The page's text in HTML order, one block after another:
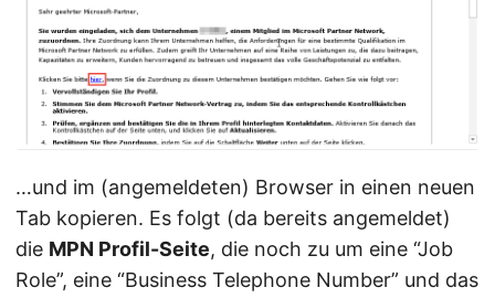
…und im (angemeldeten) Browser in einen neuen
Tab kopieren. Es folgt (da bereits angemeldet)
die MPN Profil-Seite, die noch zu um eine “Job
Role”, eine “Business Telephone Number” und das